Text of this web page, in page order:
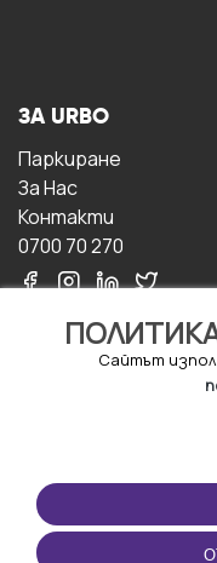
Сайтът
ЗА URBO
Паркиране
За Hас
Контакти
0700 70 270
ПОЛЗВАНЕ
Правила и условия за
ползване